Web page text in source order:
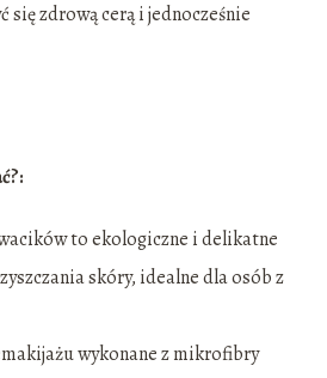
się zdrową cerą i jednocześnie
to ekologiczne i delikatne
skóry, idealne dla osób z
wykonane z mikrofibry